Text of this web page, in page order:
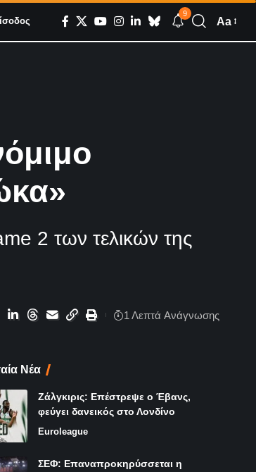
9
Aa
2 των τελικών της
1 Λεπτά Aνάγνωσης
Νέα
Ζάλγκιρις: Επέστρεψε ο Έβανς,
φεύγει δανεικός στο Λονδίνο
Euroleague
ΣΕΦ: Επαναπροκηρύσσεται η